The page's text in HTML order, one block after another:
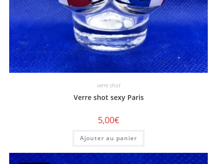
verre shot
Verre shot sexy Paris
5,00€
Ajouter au panier